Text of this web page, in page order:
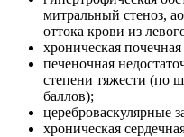
митральный стеноз,
оттока крови из
хроническая почечная
печеночная
степени тяжести (по
баллов);
цереброваскулярные
хроническая